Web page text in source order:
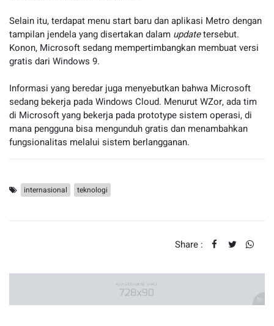
Selain itu, terdapat menu start baru dan aplikasi Metro dengan
tampilan jendela yang disertakan dalam updatetersebut.
Konon, Microsoft sedang mempertimbangkan membuat versi
gratis dari Windows 9.
Informasi yang beredar juga menyebutkan bahwa Microsoft
sedang bekerja pada Windows Cloud. Menurut WZor, ada tim
di Microsoft yang bekerja pada prototype sistem operasi, di
mana pengguna bisa mengunduh gratis dan menambahkan
fungsionalitas melalui sistem berlangganan.
internasional teknologi
Share :